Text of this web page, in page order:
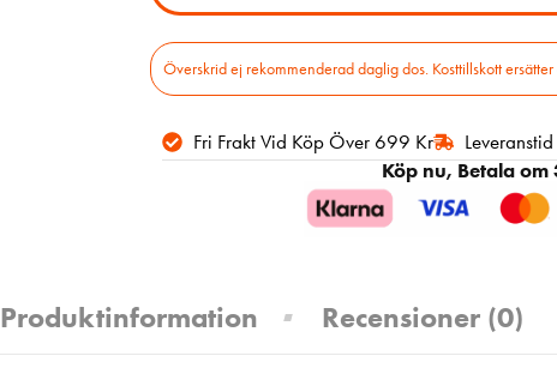
Överskrid ej rekommenderad daglig dos. Kosttillskott
Fri Frakt Vid Köp Över 699 Kr
Köp nu, Betala
Produktinformation Recensioner (0)